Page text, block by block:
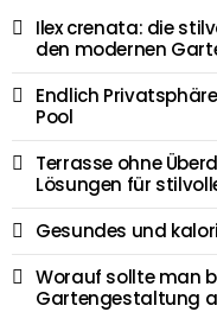
Ilex crenata: die
den modernen
Endlich
Pool
Terrasse ohne
Lösungen für
Gesundes und
Worauf sollte man
Gartengestaltung